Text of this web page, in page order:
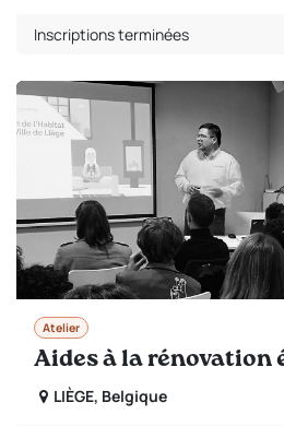
Inscriptions terminées
Atelier
Aides à la rénovation
LIÈGE, Belgique